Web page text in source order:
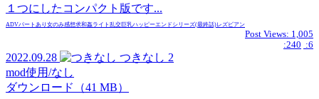
１つにしたコンパクト版です...
ADVパートあり 女のみ感想求和姦ライト 乱交巨乳 ハッピーエンド シリーズ(最終話)レズビアン
Post Views: 1,005
:240 :6
2022.09.28 つきなし 2
mod使用/なし
ダウンロード（41 MB）